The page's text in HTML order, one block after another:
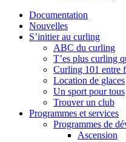
Documentation
Nouvelles
S’initier au curling
ABC du curling
T’es plus curling
Curling 101 entre
Location de glaces
Un sport pour tous
Trouver un club
Programmes et services
Programmes de
Ascension